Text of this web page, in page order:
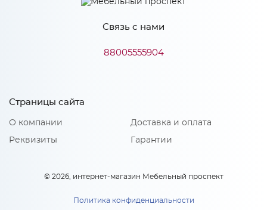
457
16
Сурская мебель
Материал
Количество упаковок: 1
Связь с нами
88005555904
Страницы сайта
О компании
Реквизиты
Доставка и оплата
Гарантии
© 2026, интернет-магазин Мебельный проспект
Политика конфиденциальности